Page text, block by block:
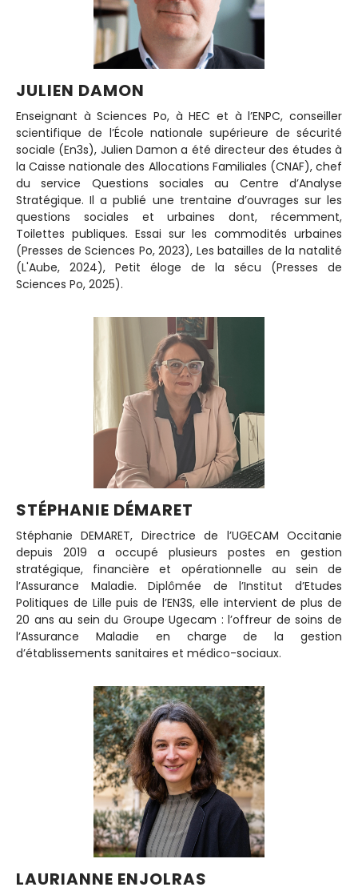
JULIEN DAMON
Enseignant à Sciences Po, à HEC et à l’ENPC, conseiller
scientifique de l’École nationale supérieure de sécurité
sociale (En3s), Julien Damon a été directeur des études à
la Caisse nationale des Allocations Familiales (CNAF), chef
du service Questions sociales au Centre d’Analyse
Stratégique. Il a publié une trentaine d’ouvrages sur les
questions sociales et urbaines dont, récemment,
Toilettes publiques. Essai sur les commodités urbaines
(Presses de Sciences Po, 2023), Les batailles de la natalité
(L'Aube, 2024), Petit éloge de la sécu (Presses de
Sciences Po, 2025).
STÉPHANIE DÉMARET
Stéphanie DEMARET, Directrice de l’UGECAM Occitanie
depuis 2019 a occupé plusieurs postes en gestion
stratégique, financière et opérationnelle au sein de
l’Assurance Maladie. Diplômée de l’Institut d’Etudes
Politiques de Lille puis de l’EN3S, elle intervient de plus de
20 ans au sein du Groupe Ugecam : l’offreur de soins de
l’Assurance Maladie en charge de la gestion
d’établissements sanitaires et médico-sociaux.
LAURIANNE ENJOLRAS